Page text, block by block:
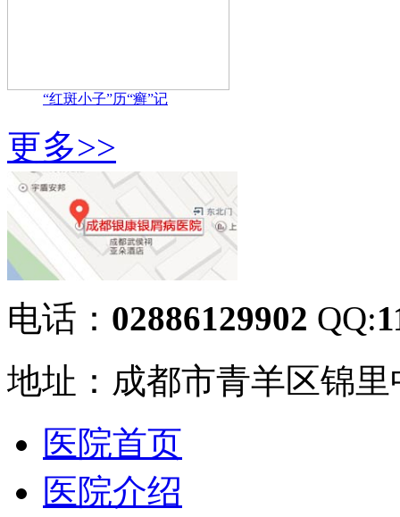
“红斑小子”历“癣”记
更多>>
电话： 02886129902 QQ:
地址：成都市青羊区锦里
医院首页
医院介绍